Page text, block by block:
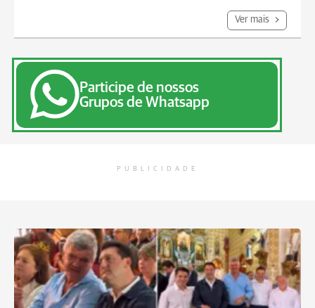
Ver mais
Participe de nossos
Grupos de Whatsapp
PUBLICIDADE